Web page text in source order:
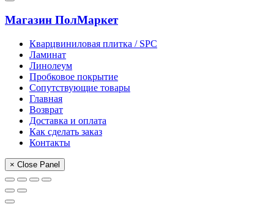
Магазин ПолМаркет
Кварцвиниловая плитка / SPС
Ламинат
Линолеум
Пробковое покрытие
Сопутствующие товары
Главная
Возврат
Доставка и оплата
Как сделать заказ
Контакты
× Close Panel